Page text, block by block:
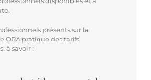
présents sur la
ORA pratique des tarifs
à savoir :